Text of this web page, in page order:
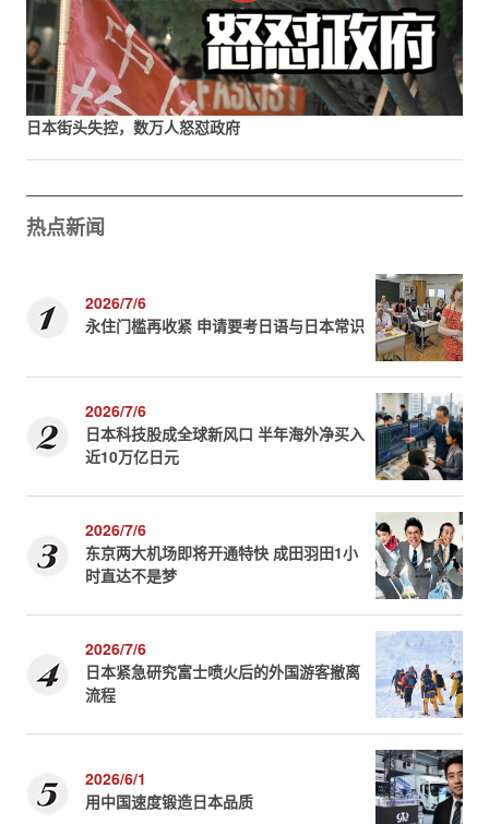
日本街头失控，数万人怒怼政府
热点新闻
2026/7/6
永住门槛再收紧 申请要考日语与日本常识
2026/7/6
日本科技股成全球新风口 半年海外净买入
近10万亿日元
2026/7/6
东京两大机场即将开通特快 成田羽田1小
时直达不是梦
2026/7/6
日本紧急研究富士喷火后的外国游客撤离
流程
2026/6/1
用中国速度锻造日本品质